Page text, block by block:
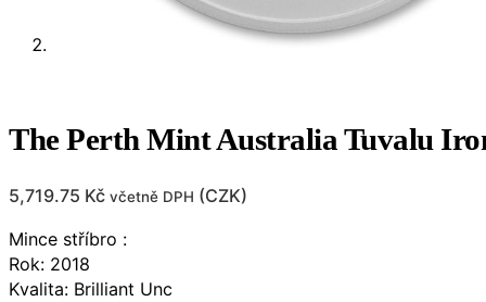
The Perth Mint Australia Tuvalu
5,719.75 Kč včetně DPH (CZK)
Mince stříbro :
Rok: 2018
Kvalita: Brilliant Unc